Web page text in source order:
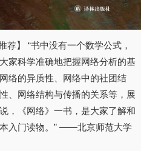
荐】 “书中没有一个数学公式，
家科学准确地把握网络分析的基
络的异质性、网络中的社团结
、网络结构与传播的关系等，展
，《网络》一书，是大家了解和
入门读物。” ——北京师范大学